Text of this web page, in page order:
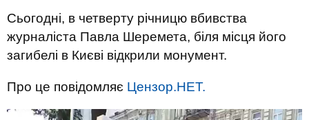
Сьогодні, в четверту річницю вбивства
журналіста Павла Шеремета, біля місця його
загибелі в Києві відкрили монумент.
Про це повідомляє Цензор.НЕТ.